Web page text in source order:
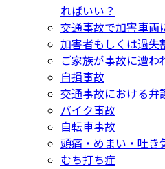
ればいい？
交通事故で加害車両
加害者もしくは過失
ご家族が事故に遭わ
自損事故
交通事故における弁
バイク事故
自転車事故
頭痛・めまい・吐き
むち打ち症